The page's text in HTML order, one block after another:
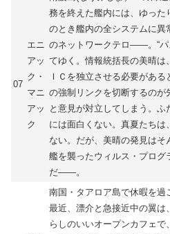
07
エニ
アッ
ク・
マニ
アッ
ク
務を終えた艦内には、ゆった
のとき艦内の全システムに異
のネットワークテロ――。“パ
てゆく。情報統括長の美晴は
ＩＣを独立させる必要があ
の強制リンクを切断するのが
と意見が対立してしまう。
には面白くない。真夏たちは
ない。だが、美晴の発見はそ
艦を襲ったウィルス・プロ
だ――。
南国・タアロア島で休暇を過
最近、漂介と急接近中の翼
らしのいいオープンカフェで